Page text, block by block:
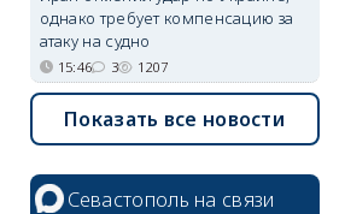
однако требует компенсацию за
атаку на судно
15:46 3 1207
Показать все новости
Севастополь на связи